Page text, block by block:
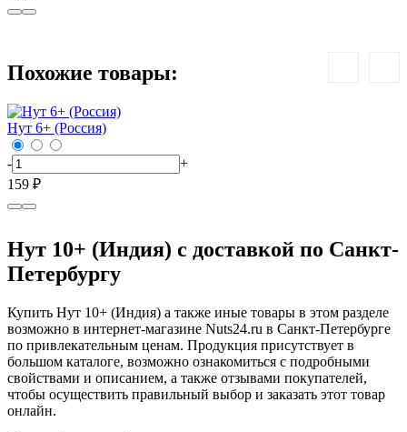
Похожие товары:
Нут 6+ (Россия)
-
+
159 ₽
Нут 10+ (Индия) с доставкой по Санкт-
Петербургу
Купить Нут 10+ (Индия) а также иные товары в этом разделе
возможно в интернет-магазине Nuts24.ru в Санкт-Петербурге
по привлекательным ценам. Продукция присутствует в
большом каталоге, возможно ознакомиться с подробными
свойствами и описанием, а также отзывами покупателей,
чтобы осуществить правильный выбор и заказать этот товар
онлайн.